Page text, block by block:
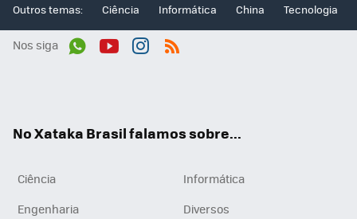
Outros temas: Ciência Informática China Tecnologia
Nos siga
No Xataka Brasil falamos sobre...
Ciência
Informática
Engenharia
Diversos